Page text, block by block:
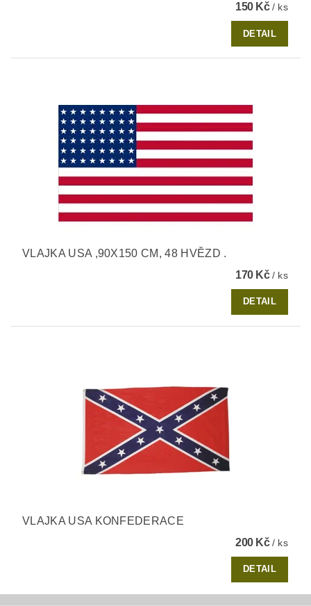
150 Kč/ ks
DETAIL
VLAJKA USA ,90X150 CM, 48 HVĚZD .
170 Kč/ ks
DETAIL
VLAJKA USA KONFEDERACE
200 Kč/ ks
DETAIL